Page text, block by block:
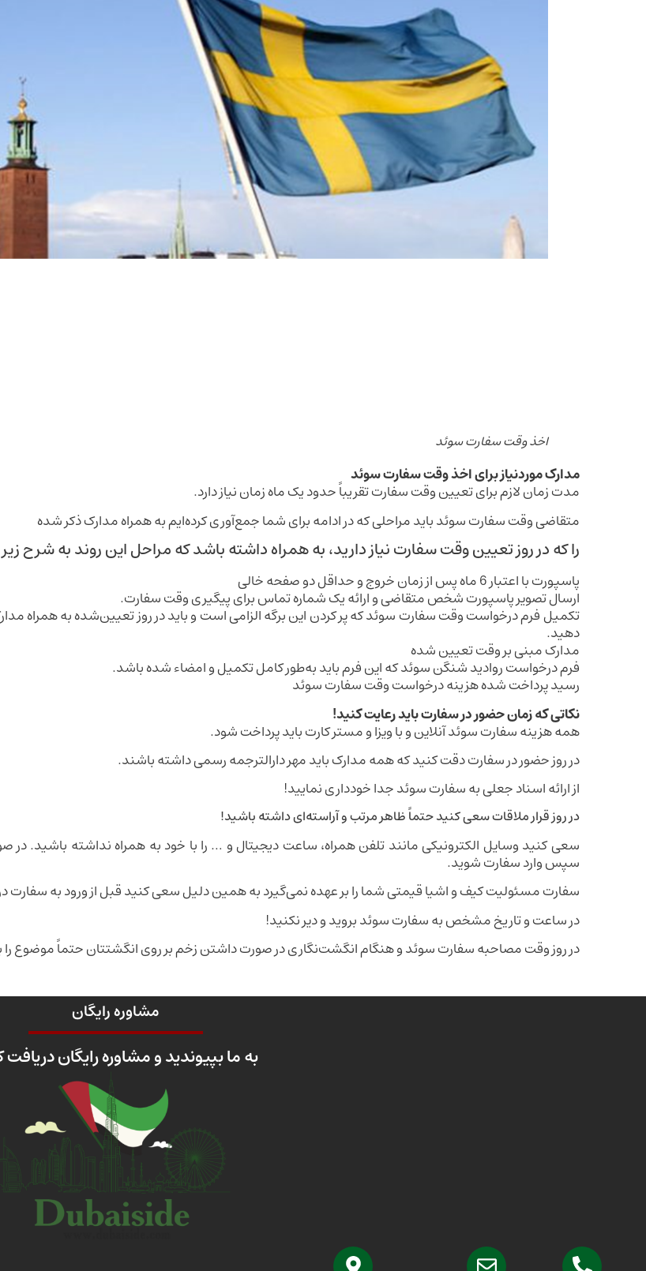
اخذ وقت سفارت سوئد
مدارک موردنیاز برای اخذ وقت سفارت سوئد
مدت زمان لازم برای تعیین وقت سفارت تقریباً حدود یک ماه زمان نیاز دارد.
متقاضی وقت سفارت سوئد باید مراحلی که در ادامه برای شما جمع‌آوری کرده‌ایم به همراه مدارک ذکر شده
را که در روز تعیین وقت سفارت نیاز دارید، به همراه داشته باشد که مراحل این روند به شرح
پاسپورت با اعتبار 6 ماه پس از زمان خروج و حداقل دو صفحه خالی
ارسال تصویر پاسپورت شخص متقاضی و ارائه یک شماره تماس برای پیگیری وقت سفارت.
تکمیل فرم درخواست وقت سفارت سوئد که پر کردن این برگه الزامی است و باید در روز تعیین‌شده به همراه
دهید.
مدارک مبنی بر وقت تعیین‌ شده
فرم درخواست روادید شنگن سوئد که این فرم باید به‌طور کامل تکمیل و امضاء شده باشد.
رسید پرداخت ‌شده هزینه درخواست وقت سفارت سوئد
نکاتی که زمان حضور در سفارت باید رعایت کنید!
همه هزینه سفارت سوئد آنلاین و با ویزا و مستر کارت باید پرداخت شود.
در روز حضور در سفارت دقت کنید که همه مدارک باید مهر دارالترجمه رسمی داشته باشند.
از ارائه اسناد جعلی به سفارت سوئد جدا خودداری نمایید!
در روز قرار ملاقات سعی کنید حتماً ظاهر مرتب و آراسته‌ای داشته باشید!
سعی کنید وسایل الکترونیکی مانند تلفن همراه، ساعت دیجیتال و … را با خود به همراه نداشته باشید. در
سپس وارد سفارت شوید.
سفارت مسئولیت کیف و اشیا قیمتی شما را بر عهده نمی‌گیرد به همین دلیل سعی کنید قبل از ورود به سفارت
در ساعت و تاریخ مشخص به سفارت سوئد بروید و دیر نکنید!
در روز وقت مصاحبه سفارت سوئد و هنگام انگشت‌نگاری در صورت داشتن زخم بر روی انگشتتان حتماً موضوع را
مشاوره رایگان
به ما بپیوندید و مشاوره رایگان دریافت